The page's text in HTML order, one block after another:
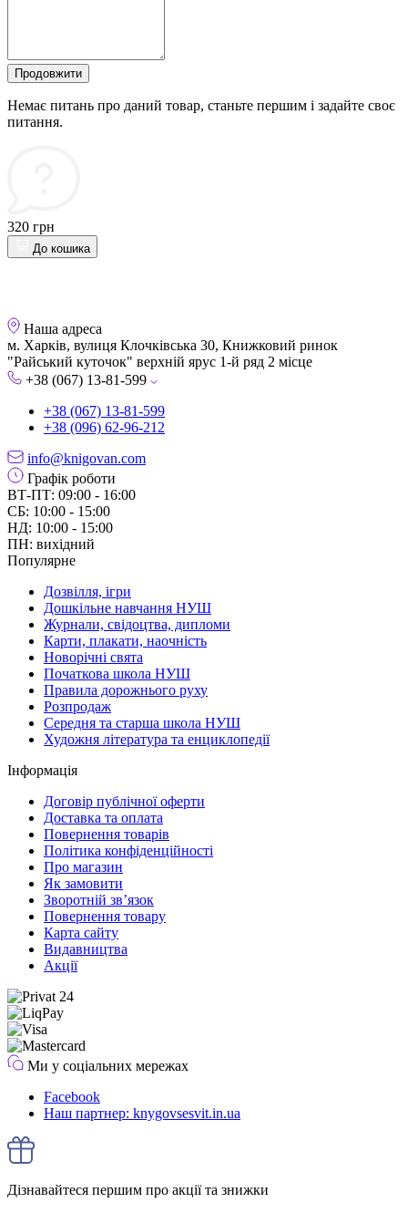
Продовжити
Немає питань про даний товар, станьте першим і задайте своє
питання.
320 грн
До кошика
Наша адреса
м. Харків, вулиця Клочківська 30, Книжковий ринок
"Райський куточок" верхній ярус 1-й ряд 2 місце
+38 (067) 13-81-599
+38 (067) 13-81-599
+38 (096) 62-96-212
info@knigovan.com
Графік роботи
ВТ-ПТ: 09:00 - 16:00
СБ: 10:00 - 15:00
НД: 10:00 - 15:00
ПН: вихідний
Популярне
Дозвілля, ігри
Дошкільне навчання НУШ
Журнали, свідоцтва, дипломи
Карти, плакати, наочність
Новорічні свята
Початкова школа НУШ
Правила дорожнього руху
Розпродаж
Середня та старша школа НУШ
Художня література та енциклопедії
Інформація
Договір публічної оферти
Доставка та оплата
Повернення товарів
Політика конфіденційності
Про магазин
Як замовити
Зворотній зв’язок
Повернення товару
Карта сайту
Видавництва
Акції
Ми у соціальних мережах
Facebook
Наш партнер: knygovsesvit.in.ua
Дізнавайтеся першим про акції та знижки